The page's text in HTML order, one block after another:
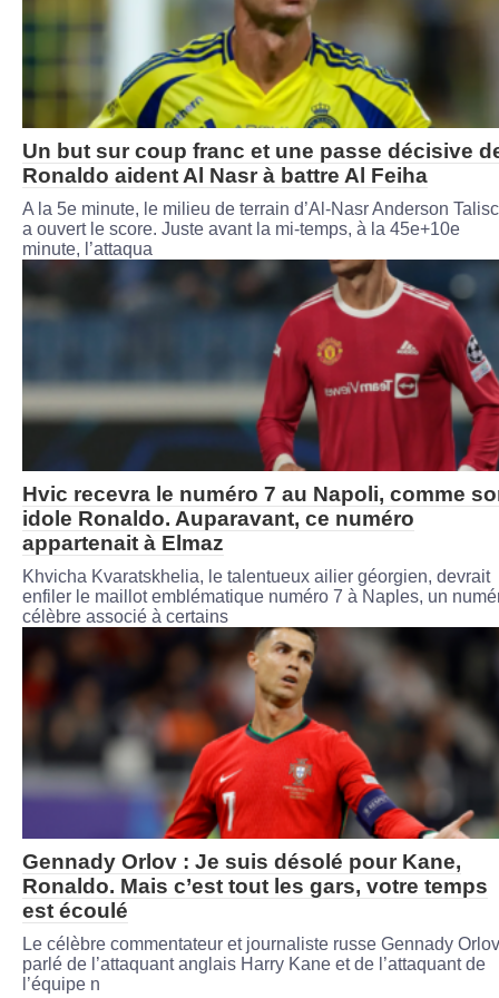
Un but sur coup franc et une passe décisive
Ronaldo aident Al Nasr à battre Al Feiha
A la 5e minute, le milieu de terrain d’Al-Nasr Anderson
a ouvert le score. Juste avant la mi-temps, à la 45e+10e
minute, l’attaqua
Hvic recevra le numéro 7 au Napoli, comme
idole Ronaldo. Auparavant, ce numéro
appartenait à Elmaz
Khvicha Kvaratskhelia, le talentueux ailier géorgien, devrait
enfiler le maillot emblématique numéro 7 à Naples, un
célèbre associé à certains
Gennady Orlov : Je suis désolé pour Kane,
Ronaldo. Mais c’est tout les gars, votre temps
est écoulé
Le célèbre commentateur et journaliste russe Gennady
parlé de l’attaquant anglais Harry Kane et de l’attaquant de
l’équipe n